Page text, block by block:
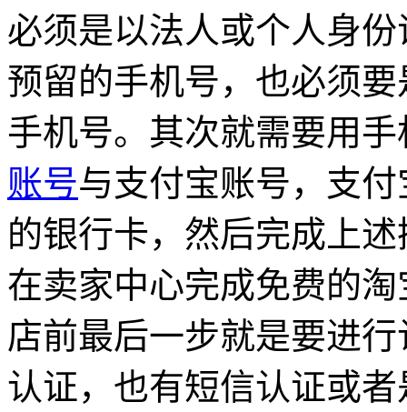
必须是以法人或个人身
预留的手机号，也必须
手机号。其次就需要用
账号与支付宝账号，支
的银行卡，然后完成上
在卖家中心完成免费的
店前最后一步就是要进
认证，也有短信认证或